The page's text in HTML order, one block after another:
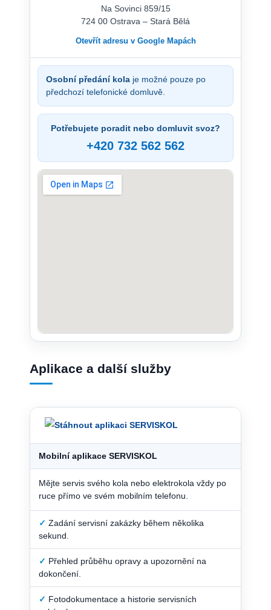
Na Sovinci 859/15
724 00 Ostrava – Stará Bělá
Otevřít adresu v Google Mapách
Osobní předání kola je možné pouze po
předchozí telefonické domluvě.
Potřebujete poradit nebo domluvit svoz?
+420 732 562 562
Aplikace a další služby
Mobilní aplikace SERVISKOL
Mějte servis svého kola nebo elektrokola vždy po
ruce přímo ve svém mobilním telefonu.
✓ Zadání servisní zakázky během několika
sekund.
✓ Přehled průběhu opravy a upozornění na
dokončení.
✓ Fotodokumentace a historie servisních